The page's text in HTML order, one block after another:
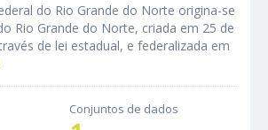
do Rio Grande do Norte origina-se
Rio Grande do Norte, criada em 25 de
de lei estadual, e federalizada em
Conjuntos de dados